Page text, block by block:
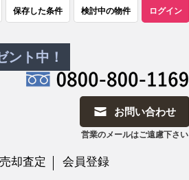
保存した条件 検討中の物件 ログイン
ト中！
お問い合わせ
営業のメールはご遠慮下さい
売却査定 会員登録